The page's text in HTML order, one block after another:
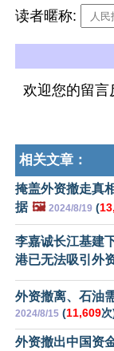
读者暱称:
欢迎您的留言
相关文章：
掩盖外资撤走真
据 🖼️ 2024/8/19 (
李嘉诚长江基建
港已无法吸引外
外资撤离、石油
2024/8/15 (11,609次
外资撤出中国资